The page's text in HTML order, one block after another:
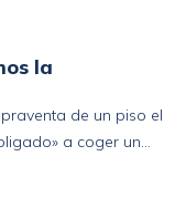
la
de un piso el
a coger un
y estamos pensando